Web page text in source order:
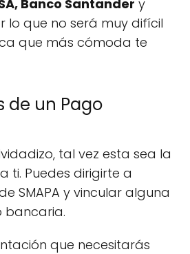
Banco Santander y
lo que no será muy difícil
que más cómoda te
de un Pago
tal vez esta sea la
ti. Puedes dirigirte a
SMAPA y vincular alguna
bancaria.
que necesitarás